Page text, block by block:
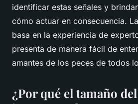
identificar estas señales y
cómo actuar en consecuencia.
basa en la experiencia de
presenta de manera fácil de
amantes de los peces de todos
¿Por qué el tamaño